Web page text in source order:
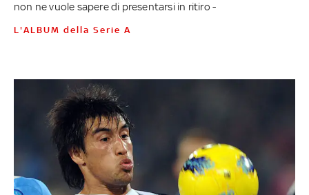
non ne vuole sapere di presentarsi in ritiro -
L'ALBUM della Serie A